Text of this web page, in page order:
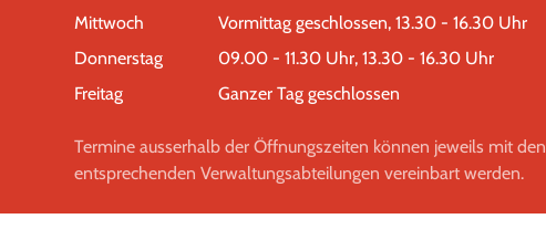
Mittwoch
Vormittag geschlossen, 13.30 - 16.30 Uhr
Donnerstag
09.00 - 11.30 Uhr, 13.30 - 16.30 Uhr
Freitag
Ganzer Tag geschlossen
Termine ausserhalb der Öffnungszeiten können jeweils mit den
entsprechenden Verwaltungsabteilungen vereinbart werden.